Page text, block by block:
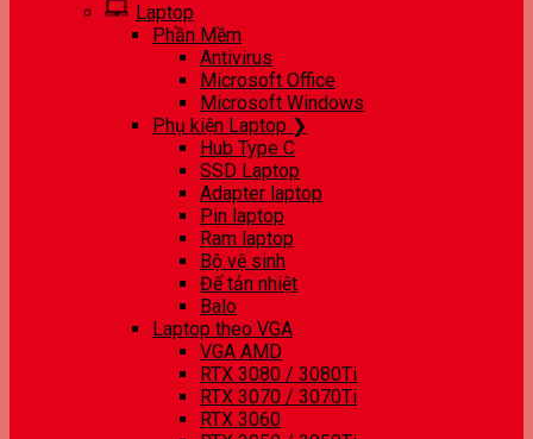
Laptop
Phần Mềm
Antivirus
Microsoft Office
Microsoft Windows
Phụ kiện Laptop ❯
Hub Type C
SSD Laptop
Adapter laptop
Pin laptop
Ram laptop
Bộ vệ sinh
Đế tản nhiệt
Balo
Laptop theo VGA
VGA AMD
RTX 3080 / 3080Ti
RTX 3070 / 3070Ti
RTX 3060